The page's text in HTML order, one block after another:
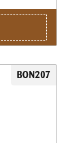
BON207